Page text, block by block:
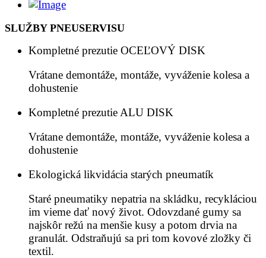
SLUŽBY PNEUSERVISU
Kompletné prezutie OCEĽOVÝ DISK
Vrátane demontáže, montáže, vyváženie kolesa a
dohustenie
Kompletné prezutie ALU DISK
Vrátane demontáže, montáže, vyváženie kolesa a
dohustenie
Ekologická likvidácia starých pneumatík
Staré pneumatiky nepatria na skládku, recykláciou
im vieme dať nový život. Odovzdané gumy sa
najskôr režú na menšie kusy a potom drvia na
granulát. Odstraňujú sa pri tom kovové zložky či
textil.